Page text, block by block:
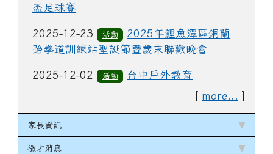
盃足球賽
2025-12-23 活動
2025年鯉魚潭區銅蘭
跆拳道訓練站聖誕節暨歲末聯歡晚會
2025-12-02 活動
台中戶外教育
[ more... ]
家長資訊
徵才消息